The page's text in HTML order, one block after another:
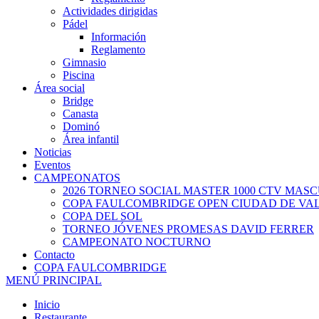
Actividades dirigidas
Pádel
Información
Reglamento
Gimnasio
Piscina
Área social
Bridge
Canasta
Dominó
Área infantil
Noticias
Eventos
CAMPEONATOS
2026 TORNEO SOCIAL MASTER 1000 CTV
COPA FAULCOMBRIDGE OPEN CIUDAD DE
COPA DEL SOL
TORNEO JÓVENES PROMESAS DAVID FERRER
CAMPEONATO NOCTURNO
Contacto
COPA FAULCOMBRIDGE
MENÚ PRINCIPAL
Inicio